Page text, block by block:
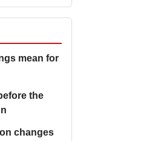
mean for
the
changes